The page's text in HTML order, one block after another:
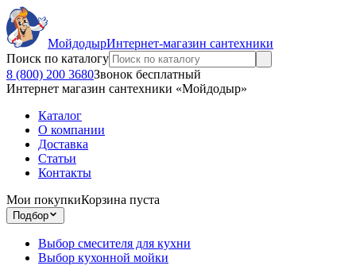
МойдодырИнтернет-магазин сантехники
Поиск по каталогу
8 (800) 200 3680Звонок бесплатный
Интернет магазин сантехники «Мойдодыр»
Каталог
О компании
Доставка
Статьи
Контакты
Мои покупкиКорзина пуста
Подбор
Выбор смесителя для кухни
Выбор кухонной мойки